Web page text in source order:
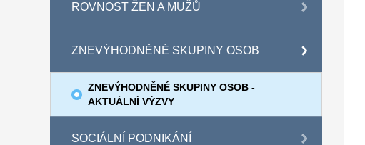
ROVNOST ŽEN A MUŽŮ
ZNEVÝHODNĚNÉ SKUPINY OSOB
ZNEVÝHODNĚNÉ SKUPINY OSOB -
AKTUÁLNÍ VÝZVY
SOCIÁLNÍ PODNIKÁNÍ